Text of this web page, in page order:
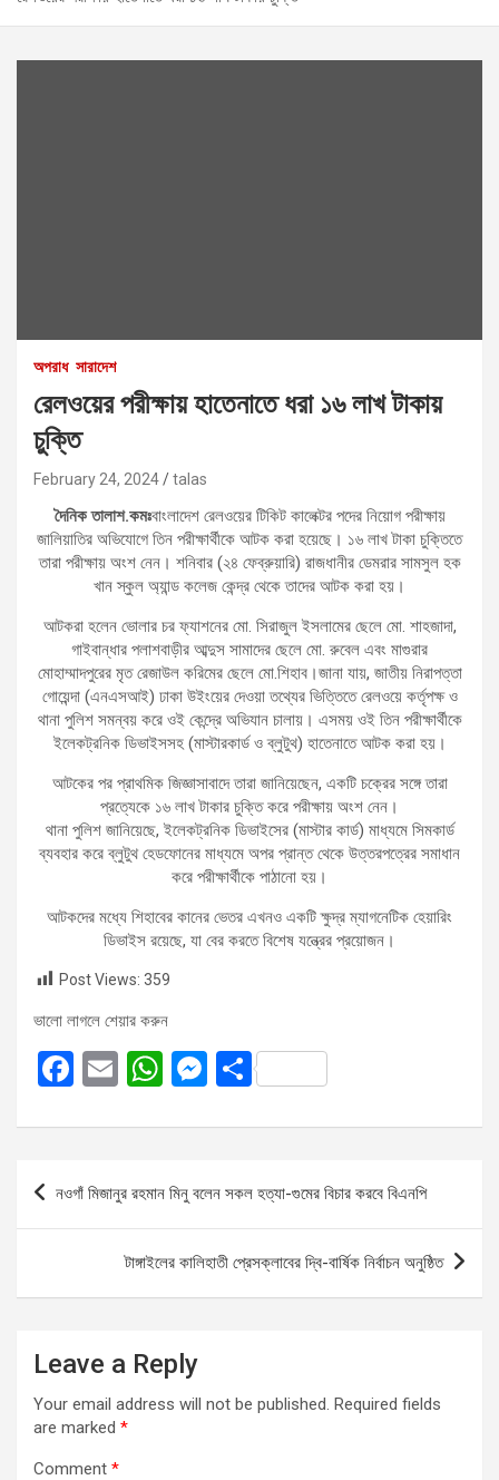
অপরাধ সারাদেশ
রেলওয়ের পরীক্ষায় হাতেনাতে ধরা ১৬ লাখ টাকায়
চুক্তি
February 24, 2024 talas
দৈনিক তালাশ.কমঃবাংলাদেশ রেলওয়ের টিকিট কালেক্টর পদের নিয়োগ পরীক্ষায়
জালিয়াতির অভিযোগে তিন পরীক্ষার্থীকে আটক করা হয়েছে। ১৬ লাখ টাকা চুক্তিতে
তারা পরীক্ষায় অংশ নেন। শনিবার (২৪ ফেব্রুয়ারি) রাজধানীর ডেমরার সামসুল হক
খান স্কুল অ্যান্ড কলেজ কেন্দ্র থেকে তাদের আটক করা হয়।
আটকরা হলেন ভোলার চর ফ্যাশনের মো. সিরাজুল ইসলামের ছেলে মো. শাহজাদা,
গাইবান্ধার পলাশবাড়ীর আব্দুস সামাদের ছেলে মো. রুবেল এবং মাগুরার
মোহাম্মাদপুরের মৃত রেজাউল করিমের ছেলে মো.শিহাব।জানা যায়, জাতীয় নিরাপত্তা
গোয়েন্দা (এনএসআই) ঢাকা উইংয়ের দেওয়া তথ্যের ভিত্তিতে রেলওয়ে কর্তৃপক্ষ ও
থানা পুলিশ সমন্বয় করে ওই কেন্দ্রে অভিযান চালায়। এসময় ওই তিন পরীক্ষার্থীকে
ইলেকট্রনিক ডিভাইসসহ (মাস্টারকার্ড ও ব্লুটুথ) হাতেনাতে আটক করা হয়।
আটকের পর প্রাথমিক জিজ্ঞাসাবাদে তারা জানিয়েছেন, একটি চক্রের সঙ্গে তারা
প্রত্যেকে ১৬ লাখ টাকার চুক্তি করে পরীক্ষায় অংশ নেন।
থানা পুলিশ জানিয়েছে, ইলেকট্রনিক ডিভাইসের (মাস্টার কার্ড) মাধ্যমে সিমকার্ড
ব্যবহার করে ব্লুটুথ হেডফোনের মাধ্যমে অপর প্রান্ত থেকে উত্তরপত্রের সমাধান
করে পরীক্ষার্থীকে পাঠানো হয়।
আটকদের মধ্যে শিহাবের কানের ভেতর এখনও একটি ক্ষুদ্র ম্যাগনেটিক হেয়ারিং
ডিভাইস রয়েছে, যা বের করতে বিশেষ যন্ত্রের প্রয়োজন।
Post Views: 359
ভালো লাগলে শেয়ার করুন
F
ce
b
o
E
ail
W
at
s
A
p
p
M
se
g
er
S
ar
Post
navigation
নওগাঁ মিজানুর রহমান মিনু বলেন সকল হত্যা-গুমের‌ বিচার করবে বিএনপি
টাঙ্গাইলের কালিহাতী প্রেসক্লাবের দ্বি-বার্ষিক নির্বাচন অনুষ্ঠিত
Leave a Reply
Your email address will not be published. Required fields
are marked *
Comment *